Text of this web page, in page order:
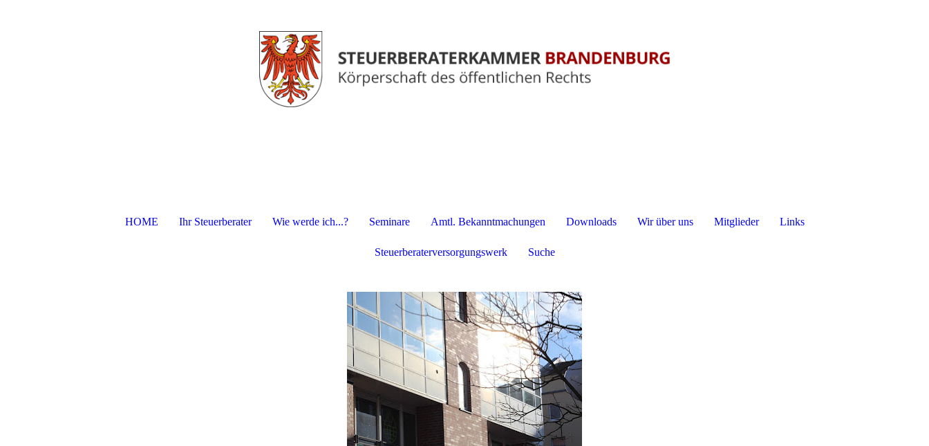
HOME Ihr Steuerberater Wie werde ich...? Seminare Amtl. Bekanntmachungen Downloads Wir über uns Mitglieder Links
Steuerberaterversorgungswerk Suche